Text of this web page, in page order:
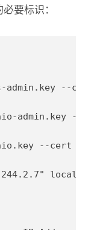
要标识：
--
admin.key --
--cert